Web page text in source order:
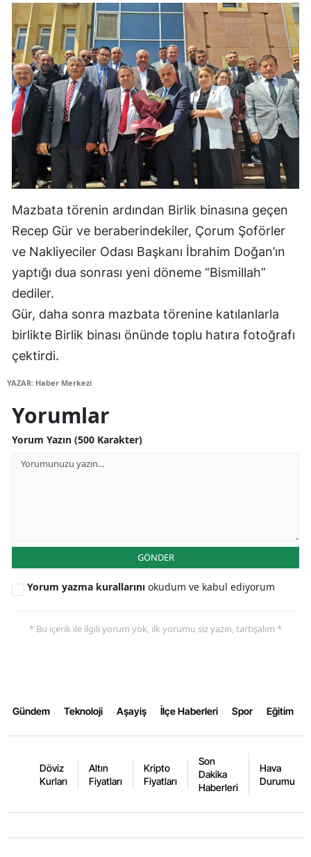
Mazbata törenin ardından Birlik binasına geçen
Recep Gür ve beraberindekiler, Çorum Şoförler
ve Nakliyeciler Odası Başkanı İbrahim Doğan’ın
yaptığı dua sonrası yeni döneme “Bismillah”
dediler.
Gür, daha sonra mazbata törenine katılanlarla
birlikte Birlik binası önünde toplu hatıra fotoğrafı
çektirdi.
YAZAR: Haber Merkezi
Yorumlar
Yorum Yazın (500 Karakter)
GÖNDER
Yorum yazma kurallarını okudum ve kabul ediyorum
* Bu içerik ile ilgili yorum yok, ilk yorumu siz yazın, tartışalım *
Gündem Teknoloji Aşayiş İlçe Haberleri Spor Eğitim
Döviz
Kurları
Altın
Fiyatları
Kripto
Fiyatları
Son
Dakika
Haberleri
Hava
Durumu